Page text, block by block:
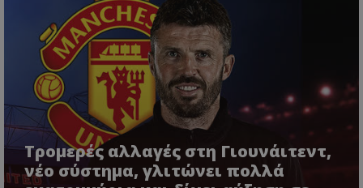
Τρομερές αλλαγές στη Γιουνάιτεντ,
νέο σύστημα, γλιτώνει πολλά